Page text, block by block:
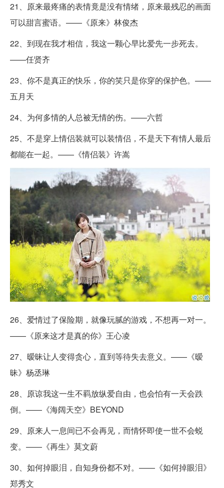
21、原来最疼痛的表情竟是没有情绪，原来最残忍的画面
可以甜言蜜语。——《原来》林俊杰
22、到现在我才相信，我这一颗心早比爱先一步死去。
——任贤齐
23、你不是真正的快乐，你的笑只是你穿的保护色。——
五月天
24、为何多情的人总被无情的伤。——六哲
25、不是穿上情侣装就可以装情侣，不是天下有情人最后
都能在一起。——《情侣装》许嵩
26、爱情过了保险期，就像玩腻的游戏，不想再一对一。
——《原来这才是真的你》王心凌
27、暧昧让人变得贪心，直到等待失去意义。——《暧
昧》杨丞琳
28、原谅我这一生不羁放纵爱自由，也会怕有一天会跌
倒。——《海阔天空》BEYOND
29、原来人一息间已不会再见，而情怀即使一世不会蜕
变。——《再生》莫文蔚
30、如何掉眼泪，自知身份都不对。——《如何掉眼泪》
郑秀文